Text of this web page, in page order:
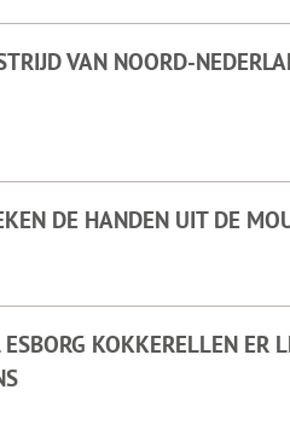
VAN NOORD-
DE HANDEN UIT DE
KOKKERELLEN ER